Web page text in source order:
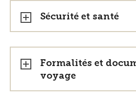
Sécurité et santé
Formalités et
voyage